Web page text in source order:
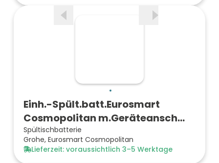
Einh.-Spült.batt.Eurosmart
Cosmopolitan m.Geräteansch…
Spültischbatterie
Grohe, Eurosmart Cosmopolitan
Lieferzeit: voraussichtlich 3–5 Werktage